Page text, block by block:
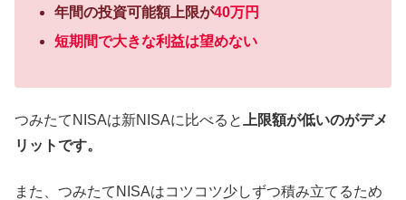
年間の投資可能額上限が40万円
短期間で大きな利益は望めない
つみたてNISAは新NISAに比べると上限額が低いのがデメ
リットです。
また、つみたてNISAはコツコツ少しずつ積み立てるため